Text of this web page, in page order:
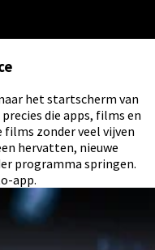
het startscherm van
die apps, films en
zonder veel vijven
hervatten, nieuwe
programma springen.
app.